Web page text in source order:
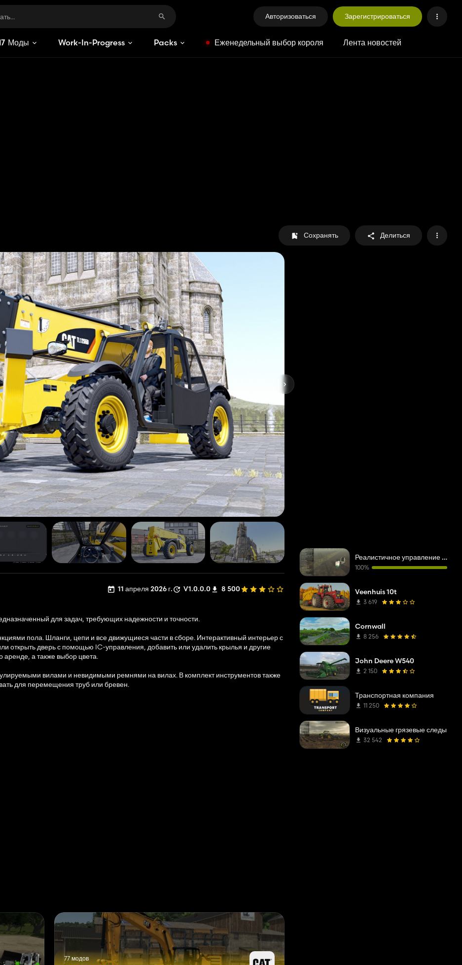
Авторизоваться Зарегистрироваться
Моды Work-In-Progress Packs Еженедельный выбор короля Лента новостей
Сохранять Делиться
11 апреля 2026 г. V1.0.0.0 8 500
для задач, требующих надежности и точности.
пола. Шланги, цепи и все движущиеся части в сборе. Интерактивный интерьер с
открыть дверь с помощью IC-управления, добавить или удалить крылья и другие
а также выбор цвета.
вилами и невидимыми ремнями на вилах. В комплект инструментов также
для перемещения труб или бревен.
77 модов
Реалистичное управление водными и почвенными ресурсами
100%
Veenhuis 10t
3 619
Cornwall
8 256
John Deere W540
2 150
Транспортная компания
11 250
Визуальные грязевые следы
32 542